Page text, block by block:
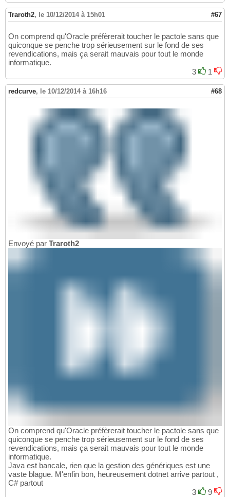
Traroth2, le 10/12/2014 à 15h01 #67
On comprend qu'Oracle préfèrerait toucher le pactole sans que
quiconque se penche trop sérieusement sur le fond de ses
revendications, mais ça serait mauvais pour tout le monde
informatique.
3
1
redcurve, le 10/12/2014 à 16h16 #68
Envoyé par Traroth2
On comprend qu'Oracle préfèrerait toucher le pactole sans que
quiconque se penche trop sérieusement sur le fond de ses
revendications, mais ça serait mauvais pour tout le monde
informatique.
Java est bancale, rien que la gestion des génériques est une
vaste blague. M'enfin bon, heureusement dotnet arrive partout ,
C# partout
3
9